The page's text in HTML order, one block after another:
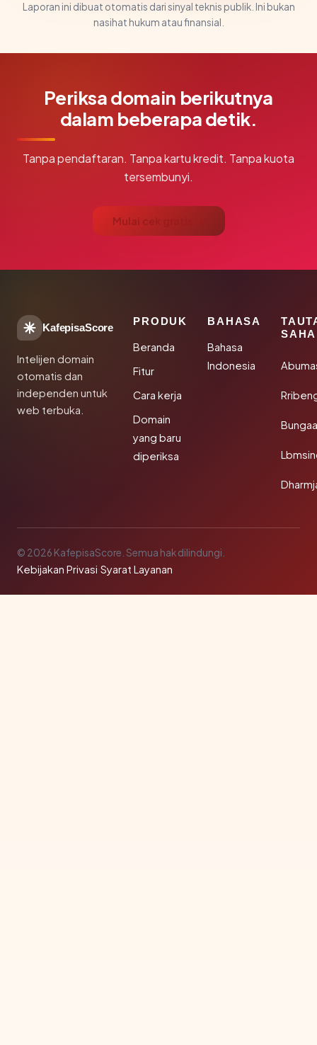
Laporan ini dibuat otomatis dari sinyal teknis publik. Ini bukan
nasihat hukum atau finansial.
Periksa domain berikutnya
dalam beberapa detik.
Tanpa pendaftaran. Tanpa kartu kredit. Tanpa kuota
tersembunyi.
Mulai cek gratis →
KafepisaScore
Intelijen domain
otomatis dan
independen untuk
web terbuka.
PRODUK
Beranda
Fitur
Cara kerja
Domain
yang baru
diperiksa
BAHASA
Bahasa
Indonesia
© 2026 KafepisaScore. Semua hak dilindungi.
Kebijakan Privasi·Syarat Layanan